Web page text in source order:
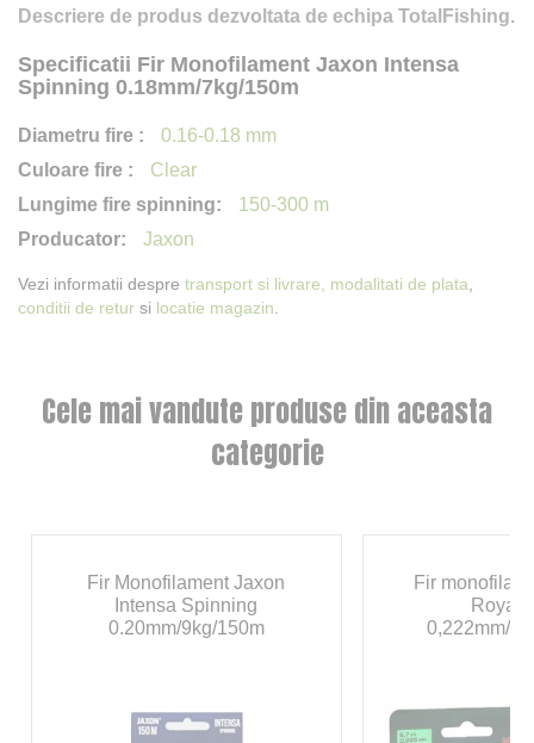
Descriere de produs dezvoltata de echipa TotalFishing.
Specificatii Fir Monofilament Jaxon Intensa
Spinning 0.18mm/7kg/150m
0.16-0.18 mm
Clear
150-300 m
Jaxon
Vezi informatii despre transport si livrare, modalitati de plata,
conditii de retur si locatie magazin.
Cele mai vandute produse din aceasta
categorie
Fir Monofilament Jaxon
Intensa Spinning
0.20mm/9kg/150m
Fir
Royal
0,222mm/